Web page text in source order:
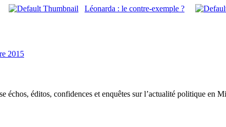
Léonarda : le contre-exemple ?
2015
éditos, confidences et enquêtes sur l’actualité politique en